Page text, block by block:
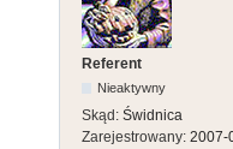
Referent
Nieaktywny
Skąd: Świdnica
Zarejestrowany: 2007-